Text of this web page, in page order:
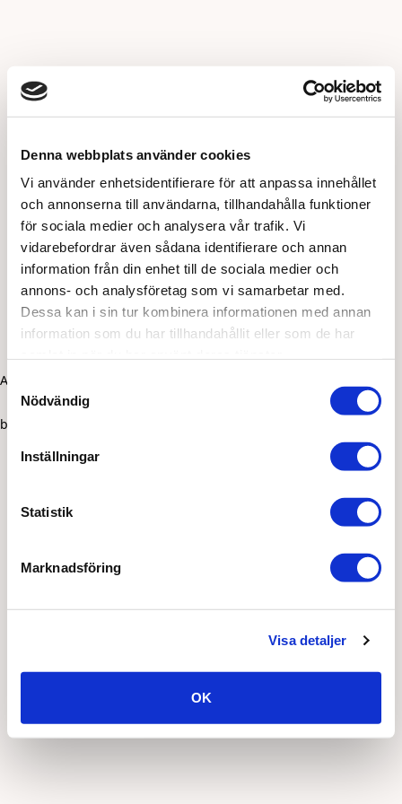
Denna webbplats använder cookies
Vi använder enhetsidentifierare för att anpassa innehållet
och annonserna till användarna, tillhandahålla funktioner
för sociala medier och analysera vår trafik. Vi
vidarebefordrar även sådana identifierare och annan
information från din enhet till de sociala medier och
annons- och analysföretag som vi samarbetar med.
Dessa kan i sin tur kombinera informationen med annan
information som du har tillhandahållit eller som de har
Samtyckesval
Nödvändig
Inställningar
Statistik
Marknadsföring
Visa detaljer
OK
Application error: a client-side exception has occurred (see the
browser console for more information)